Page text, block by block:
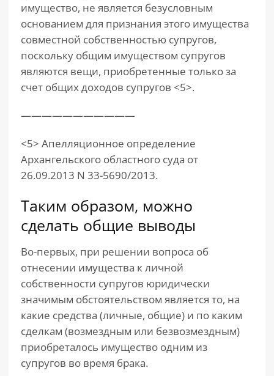
имущество, не является безусловным
основанием для признания этого имущества
совместной собственностью супругов,
поскольку общим имуществом супругов
являются вещи, приобретенные только за
счет общих доходов супругов <5>.
———————————
<5> Апелляционное определение
Архангельского областного суда от
26.09.2013 N 33-5690/2013.
Таким образом, можно
сделать общие выводы
Во-первых, при решении вопроса об
отнесении имущества к личной
собственности супругов юридически
значимым обстоятельством является то, на
какие средства (личные, общие) и по каким
сделкам (возмездным или безвозмездным)
приобреталось имущество одним из
супругов во время брака.